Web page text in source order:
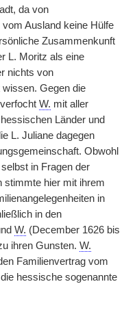
da von
Ausland keine Hülfe
Zusammenkunft
L. Moritz als eine
nichts von
Gegen die
W. mit aller
Länder und
L. Juliane dagegen
Obwohl
in Fragen der
stimmte hier mit ihrem
in
in den
W. (December 1626 bis
ihren Gunsten. W.
Familienvertrag vom
hessische sogenannte